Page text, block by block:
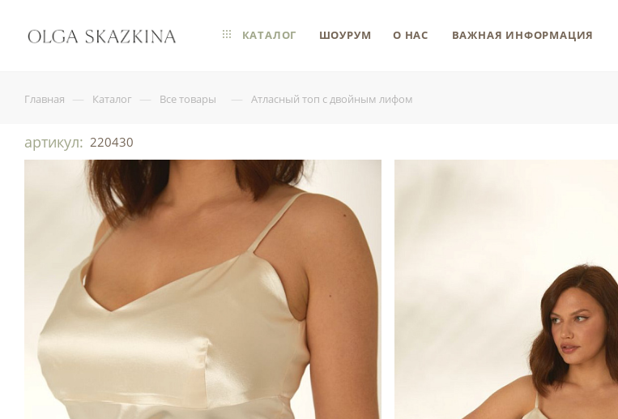
КАТАЛОГ ШОУРУМ О НАС ВАЖНАЯ ИНФОРМАЦИЯ
Главная — Каталог — Все товары — Атласный топ с двойным лифом
артикул: 220430